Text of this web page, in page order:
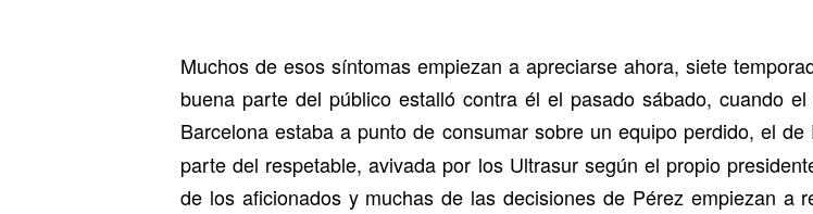
Muchos de esos síntomas empiezan a apreciarse ahora, siete
buena parte del público estalló contra él el pasado sábado, cuando
Barcelona estaba a punto de consumar sobre un equipo perdido, el de
parte del respetable, avivada por los Ultrasur según el propio
de los aficionados y muchas de las decisiones de Pérez empiezan